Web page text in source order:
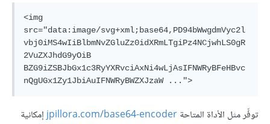
<img
src="data:image/svg+xml;base64,PD94bWwgdmVyc2l
vbj0iMS4wIiBlbmNvZGluZz0idXRmLTgiPz4NCjwhLS0gR
2VuZXJhdG9yOiB
BZG9iZSBJbGx1c3RyYXRvciAxNi4wLjAsIFNWRyBFeHBvc
توفِّر مثل الأداة المتاحةjpillora.com/base64-encoderإمكانية